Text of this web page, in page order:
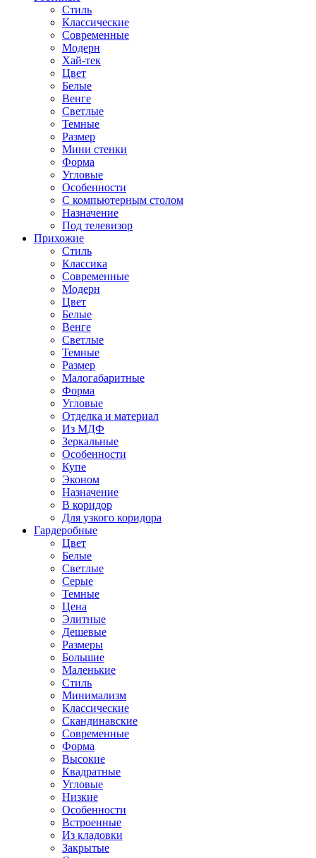
Стиль
Классические
Современные
Модерн
Хай-тек
Цвет
Белые
Венге
Светлые
Темные
Размер
Мини стенки
Форма
Угловые
Особенности
С компьютерным столом
Назначение
Под телевизор
Прихожие
Стиль
Классика
Современные
Модерн
Цвет
Белые
Венге
Светлые
Темные
Размер
Малогабаритные
Форма
Угловые
Отделка и материал
Из МДФ
Зеркальные
Особенности
Купе
Эконом
Назначение
В коридор
Для узкого коридора
Гардеробные
Цвет
Белые
Светлые
Серые
Темные
Цена
Элитные
Дешевые
Размеры
Большие
Маленькие
Стиль
Минимализм
Классические
Скандинавские
Современные
Форма
Высокие
Квадратные
Угловые
Низкие
Особенности
Встроенные
Из кладовки
Закрытые